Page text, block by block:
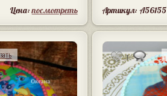
Цена:посмотреть Артикул: A56155
1